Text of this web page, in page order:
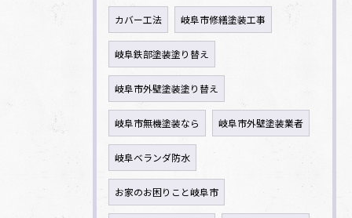
カバー工法 岐阜市修繕塗装工事
岐阜鉄部塗装塗り替え
岐阜市外壁塗装塗り替え
岐阜市無機塗装なら 岐阜市外壁塗装業者
岐阜ベランダ防水
お家のお困りこと岐阜市